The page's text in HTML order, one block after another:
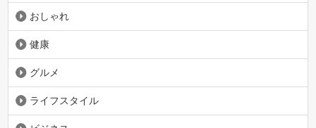
おしゃれ
健康
グルメ
ライフスタイル